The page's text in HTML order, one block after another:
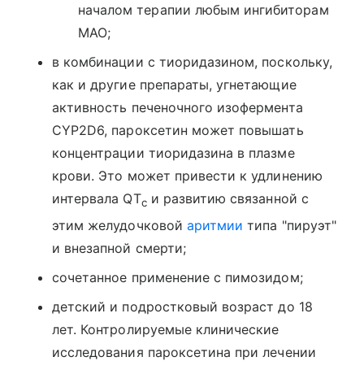
началом терапии любым ингибиторам
МАО;
в комбинации с тиоридазином, поскольку,
как и другие препараты, угнетающие
активность печеночного изофермента
CYP2D6, пароксетин может повышать
концентрации тиоридазина в плазме
крови. Это может привести к удлинению
интервала QTcи развитию связанной с
этим желудочковой аритмии типа "пируэт"
и внезапной смерти;
сочетанное применение с пимозидом;
детский и подростковый возраст до 18
лет. Контролируемые клинические
исследования пароксетина при лечении